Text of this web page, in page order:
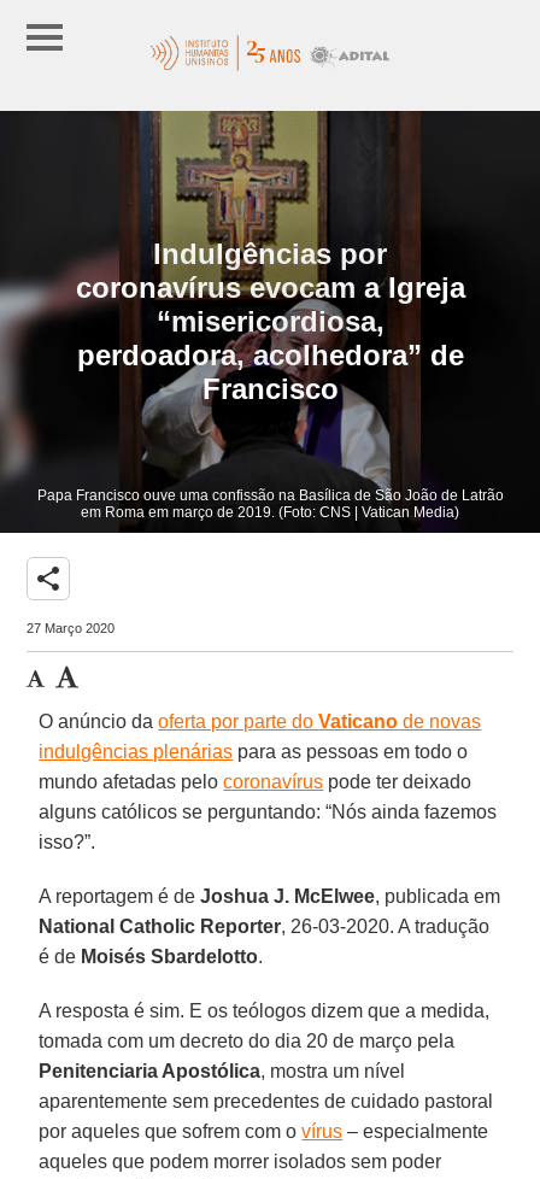
Indulgências por
coronavírus evocam a Igreja
“misericordiosa,
perdoadora, acolhedora” de
Francisco
Papa Francisco ouve uma confissão na Basílica de São João de Latrão
em Roma em março de 2019. (Foto: CNS | Vatican Media)
share
27 Março 2020
O anúncio daoferta por parte doVaticano de novas
indulgências plenárias para as pessoas em todo o
mundo afetadas pelocoronavírus pode ter deixado
alguns católicos se perguntando: “Nós ainda fazemos
isso?”.
A reportagem é deJoshua J. McElwee, publicada em
National Catholic Reporter, 26-03-2020. A tradução
é de Moisés Sbardelotto.
A resposta é sim. E os teólogos dizem que a medida,
tomada com um decreto do dia 20 de março pela
Penitenciaria Apostólica, mostra um nível
aparentemente sem precedentes de cuidado pastoral
por aqueles que sofrem com ovírus – especialmente
aqueles que podem morrer isolados sem poder